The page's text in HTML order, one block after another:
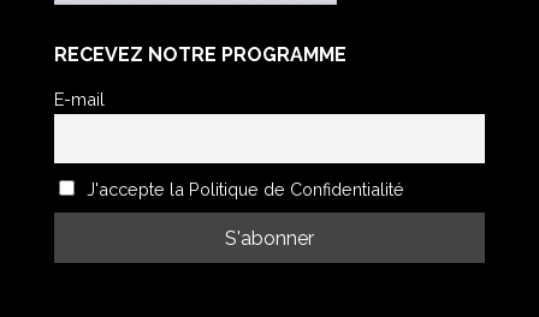
RECEVEZ NOTRE PROGRAMME
E-mail
J'accepte la Politique de Confidentialité